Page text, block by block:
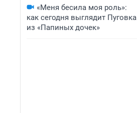
«Меня бесила моя роль»:
как сегодня выглядит Пуговка
из «Папиных дочек»